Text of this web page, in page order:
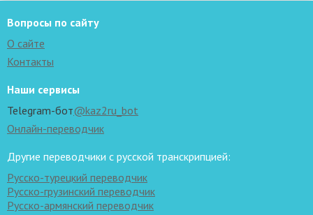
Вопросы по сайту
О сайте
Контакты
Наши сервисы
Telegram-бот@kaz2ru_bot
Онлайн-переводчик
Другие переводчики с русской транскрипцией:
Русско-турецкий переводчик
Русско-грузинский переводчик
Русско-армянский переводчик